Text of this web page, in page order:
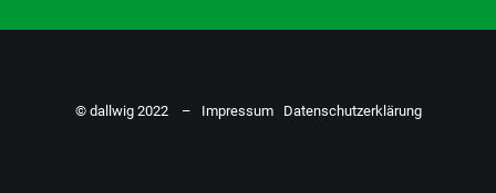
© dallwig 2022 – Impressum Datenschutzerklärung